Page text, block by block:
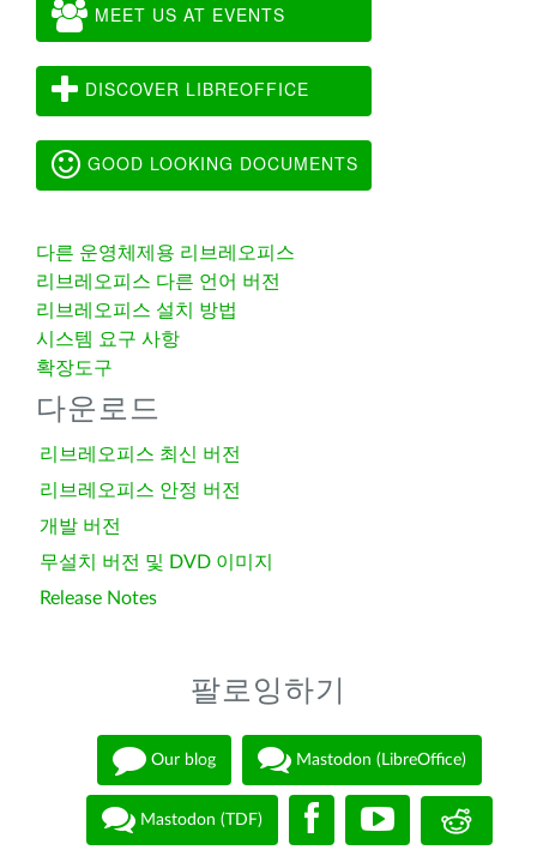
MEET US AT EVENTS
DISCOVER LIBREOFFICE
GOOD LOOKING DOCUMENTS
다른 운영체제용 리브레오피스
리브레오피스 다른 언어 버전
리브레오피스 설치 방법
시스템 요구 사항
확장도구
다운로드
리브레오피스 최신 버전
리브레오피스 안정 버전
개발 버전
무설치 버전 및 DVD 이미지
Release Notes
팔로잉하기
Our blog Mastodon (LibreOffice)
Mastodon (TDF)